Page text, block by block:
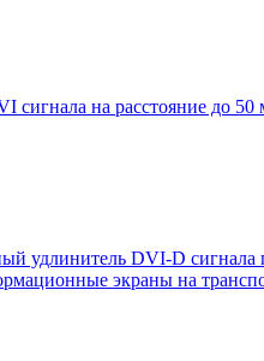
сигнала на расстояние до
DVI-D сигнала
экраны на